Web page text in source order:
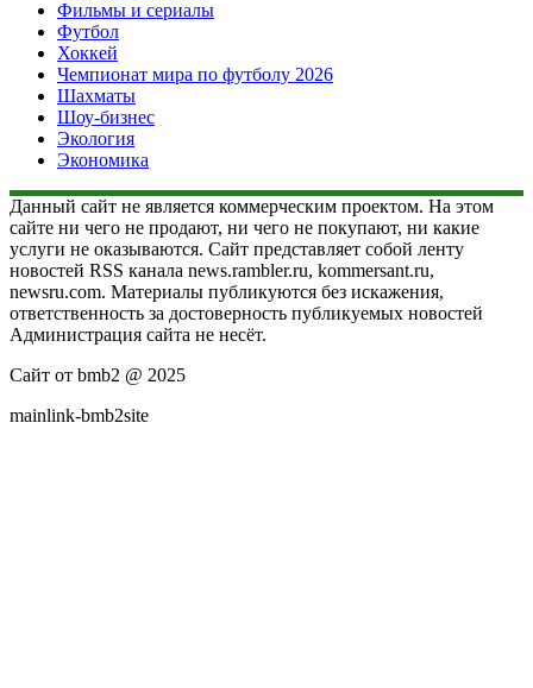
Фильмы и сериалы
Футбол
Хоккей
Чемпионат мира по футболу 2026
Шахматы
Шоу-бизнес
Экология
Экономика
Данный сайт не является коммерческим проектом. На этом
сайте ни чего не продают, ни чего не покупают, ни какие
услуги не оказываются. Сайт представляет собой ленту
новостей RSS канала news.rambler.ru, kommersant.ru,
newsru.com. Материалы публикуются без искажения,
ответственность за достоверность публикуемых новостей
Администрация сайта не несёт.
Сайт от bmb2 @ 2025
mainlink-bmb2site